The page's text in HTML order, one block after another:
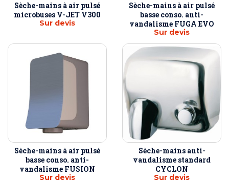
Sèche-mains à air pulsé
microbuses V-JET V300
Sur devis
Sèche-mains à air pulsé
basse conso. anti-
vandalisme FUGA EVO
Sur devis
Sèche-mains à air pulsé
basse conso. anti-
vandalisme FUSION
Sur devis
Sèche-mains anti-
vandalisme standard
CYCLON
Sur devis